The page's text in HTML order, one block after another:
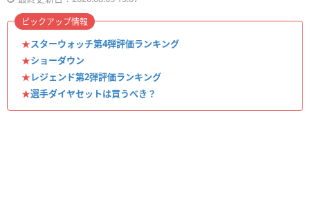
★スターウォッチ第4弾評価ランキング
★ショーダウン
★レジェンド第2弾評価ランキング
★選手ダイヤセットは買うべき？
ピックアップ情報